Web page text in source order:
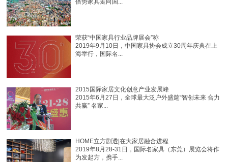
借势家具走向国...
荣获“中国家具行业品牌展会”称
2019年9月10日，中国家具协会成立30周年庆典在上
海举行，国际名...
2015国际家居文化创意产业发展峰
2015年6月27日，全球最大泛户外盛筵“智创未来 合力
共赢” 名家...
HOME立方剧透|在大家居融合进程
2019年8月28-31日，国际名家具（东莞）展览会将作
为发起方，携手...